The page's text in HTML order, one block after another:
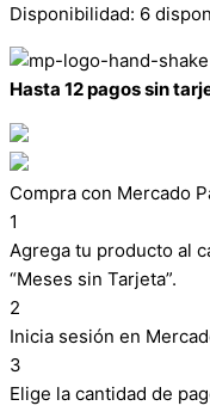
Disponibilidad: 6
Hasta 12 pagos sin
Compra con Mercado
1
Agrega tu producto al
“Meses sin Tarjeta”.
2
Inicia sesión en
3
Elige la cantidad de